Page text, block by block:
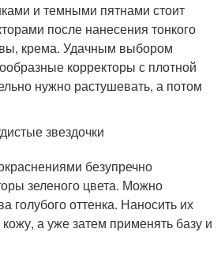
и темными пятнами стоит
после нанесения тонкого
крема. Удачным выбором
корректоры с плотной
нужно растушевать, а потом
звездочки
безупречно
зеленого цвета. Можно
голубого оттенка. Наносить их
а уже затем применять базу и